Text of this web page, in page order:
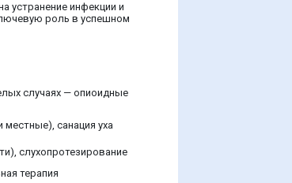
устранение инфекции и
роль в успешном
случаях — опиоидные
санация уха
слухопротезирование
терапия